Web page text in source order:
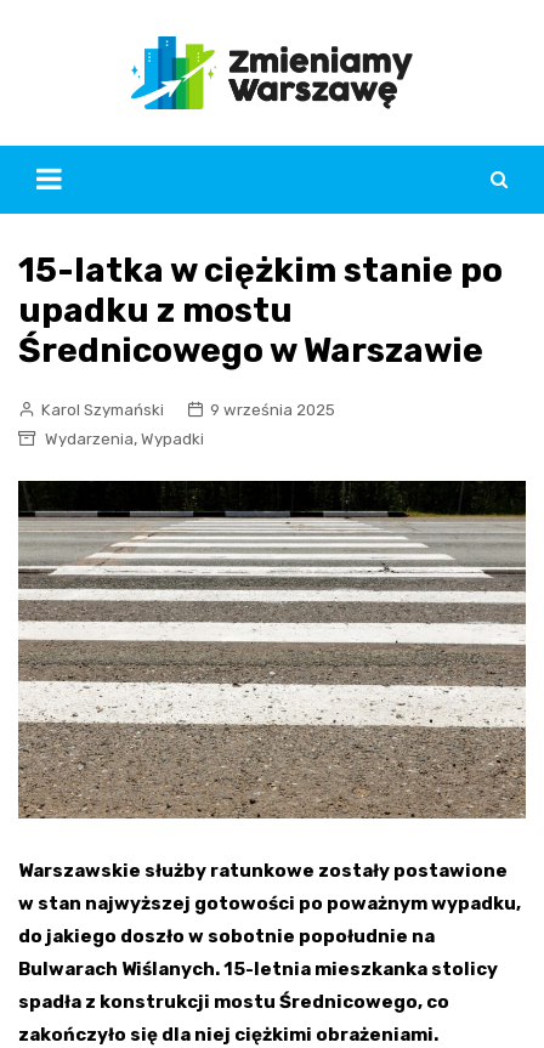
15-latka w ciężkim stanie po
upadku z mostu
Średnicowego w Warszawie
Karol Szymański
9 września 2025
Wydarzenia, Wypadki
Warszawskie służby ratunkowe zostały postawione
w stan najwyższej gotowości po poważnym wypadku,
do jakiego doszło w sobotnie popołudnie na
Bulwarach Wiślanych. 15-letnia mieszkanka stolicy
spadła z konstrukcji mostu Średnicowego, co
zakończyło się dla niej ciężkimi obrażeniami.